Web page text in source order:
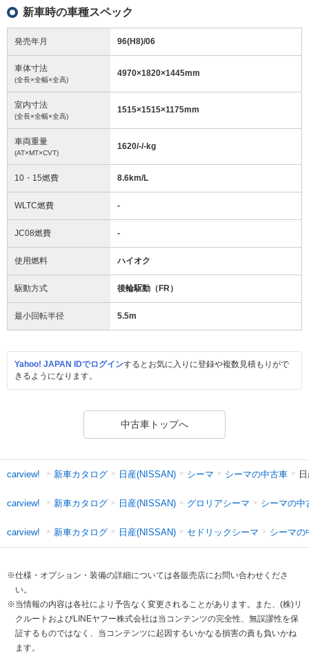
新車時の車種スペック
発売年月 96(H8)/06
車体寸法
(全長×全幅×全高)
4970×1820×1445mm
室内寸法
(全長×全幅×全高)
1515×1515×1175mm
車両重量
(AT×MT×CVT)
1620/-/-kg
10・15燃費 8.6km/L
WLTC燃費 -
JC08燃費 -
使用燃料 ハイオク
駆動方式 後輪駆動（FR）
最小回転半径 5.5m
Yahoo! JAPAN IDでログインするとお気に入りに登録や複数見積もりがで
きるようになります。
中古車トップへ
carview! 新車カタログ 日産(NISSAN) シーマ シーマの中古車
carview! 新車カタログ 日産(NISSAN) グロリアシーマ シーマの中
carview! 新車カタログ 日産(NISSAN) セドリックシーマ シーマの
※仕様・オプション・装備の詳細については各販売店にお問い合わせくださ
い。
※当情報の内容は各社により予告なく変更されることがあります。また、(株)リ
クルートおよびLINEヤフー株式会社は当コンテンツの完全性、無誤謬性を保
証するものではなく、当コンテンツに起因するいかなる損害の責も負いかね
ます。